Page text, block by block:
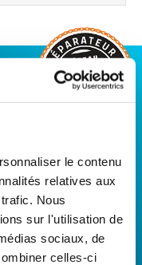
le contenu
relatives aux
Nous
sur l'utilisation de
sociaux, de
celles-ci
l’expertise
scooters
complète de
le plus proche de